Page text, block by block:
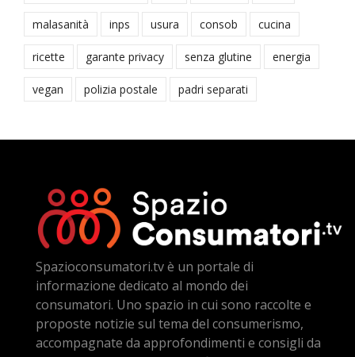
malasanità inps usura consob cucina
ricette garante privacy senza glutine energia
vegan polizia postale padri separati
Spazioconsumatori.tv è un portale di
informazione dedicato al mondo dei
consumatori. Uno spazio in cui sono raccolte e
proposte notizie sul tema del consumerismo,
accompagnate da approfondimenti e consigli da